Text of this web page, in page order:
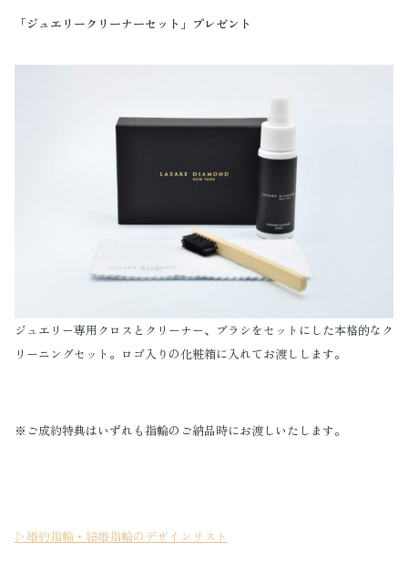
「ジュエリークリーナーセット」プレゼント
ジュエリー専用クロスとクリーナー、ブラシをセットにした本格的なク
リーニングセット。ロゴ入りの化粧箱に入れてお渡しします。
※ご成約特典はいずれも指輪のご納品時にお渡しいたします。
▷婚約指輪・結婚指輪のデザインリスト